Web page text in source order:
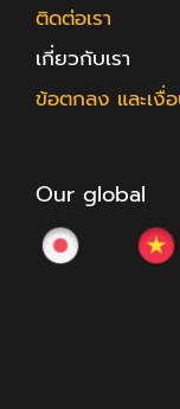
ติดต่อเรา
เกี่ยวกับเรา
ข้อตกลง และเงื่
Our global